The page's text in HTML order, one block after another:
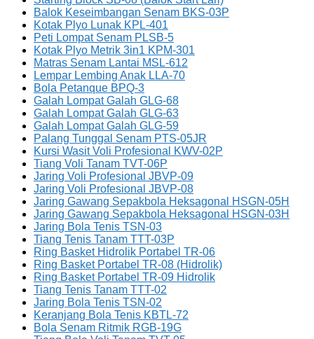
Balok Keseimbangan Senam BKS-03P
Kotak Plyo Lunak KPL-401
Peti Lompat Senam PLSB-5
Kotak Plyo Metrik 3in1 KPM-301
Matras Senam Lantai MSL-612
Lempar Lembing Anak LLA-70
Bola Petanque BPQ-3
Galah Lompat Galah GLG-68
Galah Lompat Galah GLG-63
Galah Lompat Galah GLG-59
Palang Tunggal Senam PTS-05JR
Kursi Wasit Voli Profesional KWV-02P
Tiang Voli Tanam TVT-06P
Jaring Voli Profesional JBVP-09
Jaring Voli Profesional JBVP-08
Jaring Gawang Sepakbola Heksagonal HSGN-05H
Jaring Gawang Sepakbola Heksagonal HSGN-03H
Jaring Bola Tenis TSN-03
Tiang Tenis Tanam TTT-03P
Ring Basket Hidrolik Portabel TR-06
Ring Basket Portabel TR-08 (Hidrolik)
Ring Basket Portabel TR-09 Hidrolik
Tiang Tenis Tanam TTT-02
Jaring Bola Tenis TSN-02
Keranjang Bola Tenis KBTL-72
Bola Senam Ritmik RGB-19G